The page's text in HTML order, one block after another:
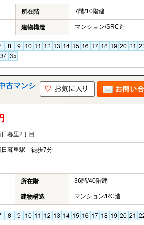
所在階 7階/10階建
建物構造 マンション/SRC造
古マンシ
暮里2丁目
暮里駅 徒歩7分
所在階 36階/40階建
建物構造 マンション/RC造